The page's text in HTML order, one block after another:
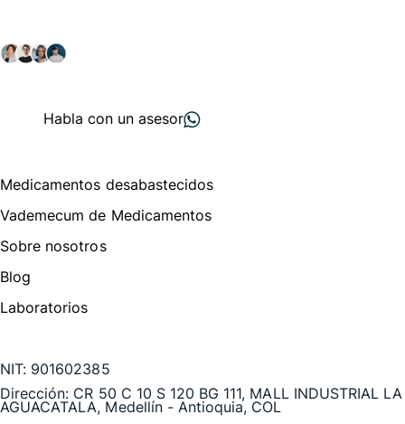
Habla con un asesor
Medicamentos desabastecidos
Vademecum de Medicamentos
Sobre nosotros
Blog
Laboratorios
NIT: 901602385
Dirección: CR 50 C 10 S 120 BG 111, MALL INDUSTRIAL LA
AGUACATALA, Medellín - Antioquia, COL